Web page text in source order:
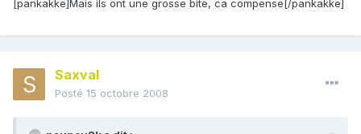
[pankakke]Mais ils ont une grosse bite, ca compense[/pankakke]
Saxval
Posté 15 octobre 2008